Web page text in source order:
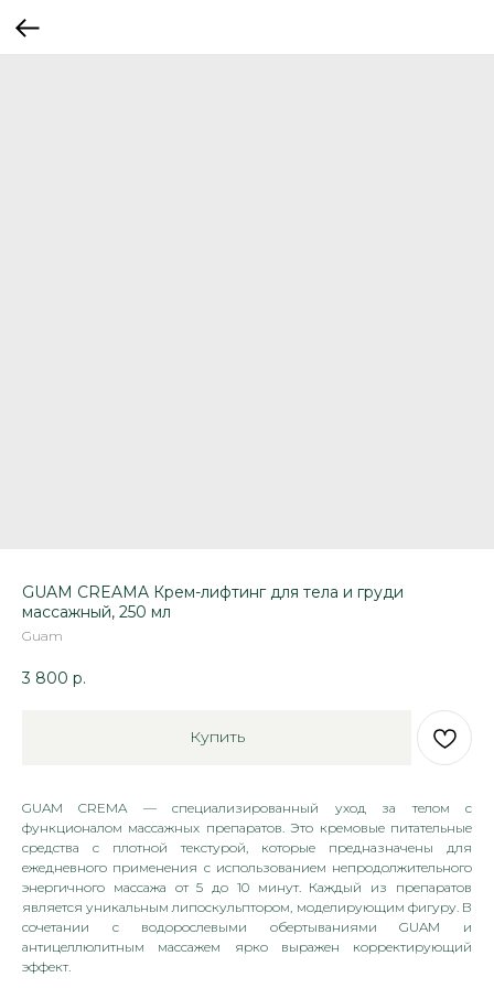
GUAM CREAMA Крем-лифтинг для тела и груди
массажный, 250 мл
Guam
3 800 р.
Купить
GUAM CREMA — специализированный уход за телом с
функционалом массажных препаратов. Это кремовые питательные
средства с плотной текстурой, которые предназначены для
ежедневного применения с использованием непродолжительного
энергичного массажа от 5 до 10 минут. Каждый из препаратов
является уникальным липоскульптором, моделирующим фигуру. В
сочетании с водорослевыми обертываниями GUAM и
антицеллюлитным массажем ярко выражен корректирующий
эффект.